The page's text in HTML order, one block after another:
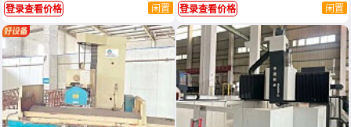
登录查看价格 闲置 登录查看价格 闲置